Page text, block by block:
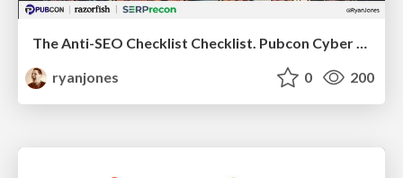
The Anti-SEO Checklist Checklist. Pubcon Cyber Week
ryanjones
0 200